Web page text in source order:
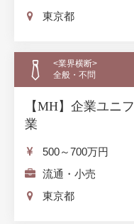
東京都
<業界横断>
全般・不問
【MH】企業ユニ
業
500～700万円
流通・小売
東京都